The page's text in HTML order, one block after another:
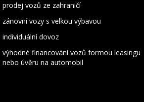
prodej vozů ze zahraničí
zánovní vozy s velkou výbavou
individuální dovoz
výhodné financování vozů formou leasingu
nebo úvěru na automobil